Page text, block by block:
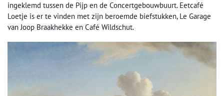
ingeklemd tussen de Pijp en de Concertgebouwbuurt. Eetcafé
Loetje is er te vinden met zijn beroemde biefstukken, Le Garage
van Joop Braakhekke en Café Wildschut.